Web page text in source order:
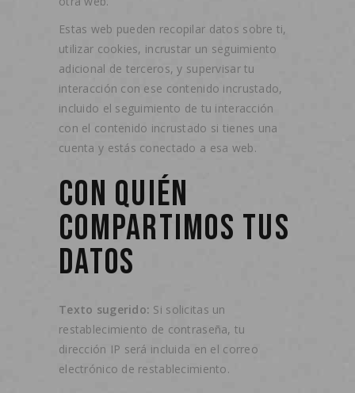
Estas web pueden recopilar datos sobre ti,
utilizar cookies, incrustar un seguimiento
adicional de terceros, y supervisar tu
interacción con ese contenido incrustado,
incluido el seguimiento de tu interacción
con el contenido incrustado si tienes una
cuenta y estás conectado a esa web.
CON QUIÉN
COMPARTIMOS TUS
DATOS
Texto sugerido: Si solicitas un
restablecimiento de contraseña, tu
dirección IP será incluida en el correo
electrónico de restablecimiento.